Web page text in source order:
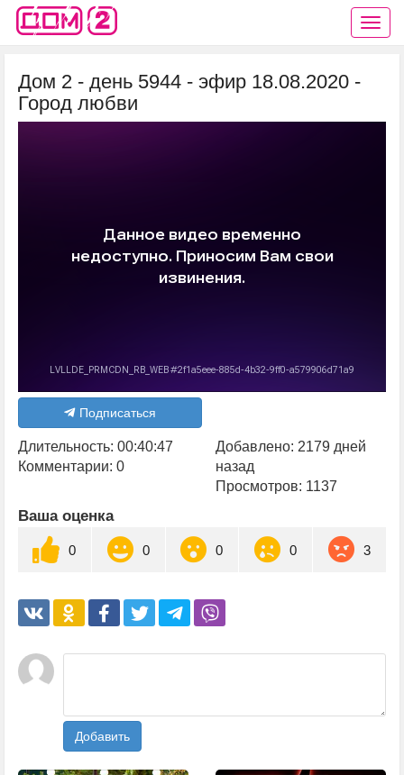
Дом 2 - день 5944 - эфир 18.08.2020 -
Город любви
Подписаться
Длительность: 00:40:47
Комментарии: 0
Добавлено: 2179 дней
назад
Просмотров: 1137
Ваша оценка
0 0 0 0 3
Добавить